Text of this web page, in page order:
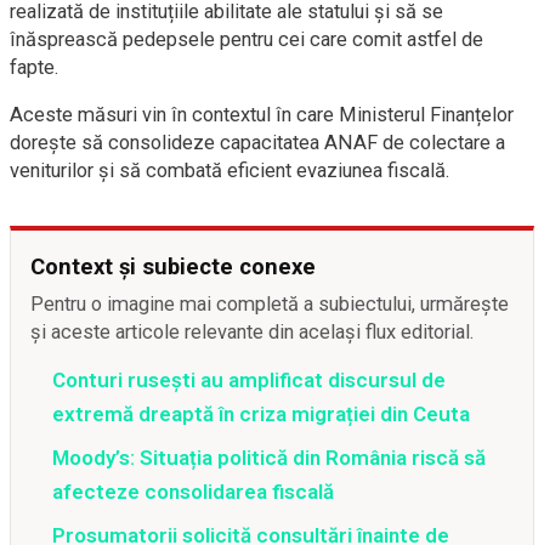
realizată de instituțiile abilitate ale statului și să se
înăsprească pedepsele pentru cei care comit astfel de
fapte.
Aceste măsuri vin în contextul în care Ministerul Finanțelor
dorește să consolideze capacitatea ANAF de colectare a
veniturilor și să combată eficient evaziunea fiscală.
Context și subiecte conexe
Pentru o imagine mai completă a subiectului, urmărește
și aceste articole relevante din același flux editorial.
Conturi rusești au amplificat discursul de
extremă dreaptă în criza migrației din Ceuta
Moody’s: Situația politică din România riscă să
afecteze consolidarea fiscală
Prosumatorii solicită consultări înainte de